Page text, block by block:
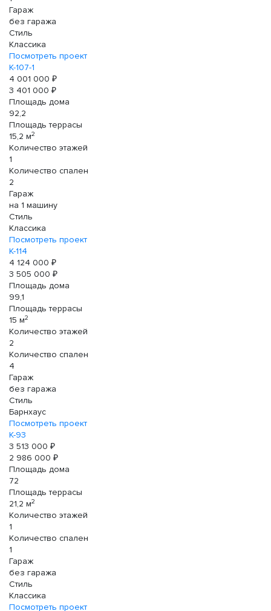
Гараж
без гаража
Стиль
Классика
Посмотреть проект
К-107-1
4 001 000 ₽
3 401 000 ₽
Площадь дома
92,2
Площадь террасы
15,2 м2
Количество этажей
1
Количество спален
2
Гараж
на 1 машину
Стиль
Классика
Посмотреть проект
К-114
4 124 000 ₽
3 505 000 ₽
Площадь дома
99,1
Площадь террасы
15 м2
Количество этажей
2
Количество спален
4
Гараж
без гаража
Стиль
Барнхаус
Посмотреть проект
К-93
3 513 000 ₽
2 986 000 ₽
Площадь дома
72
Площадь террасы
21,2 м2
Количество этажей
1
Количество спален
1
Гараж
без гаража
Стиль
Классика
Посмотреть проект